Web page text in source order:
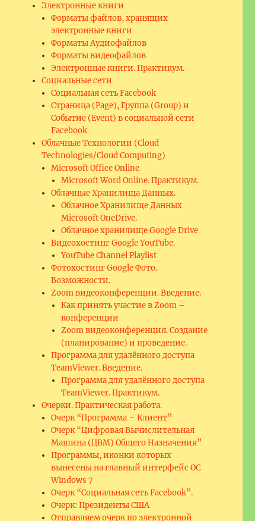
Электронные книги
Форматы файлов, хранящих
электронные книги
Форматы Аудиофайлов
Форматы видеофайлов
Электронные книги. Практикум.
Социальные сети
Социальная сеть Facebook
Страница (Page), Группа (Group) и
Событие (Event) в социальной сети
Facebook
Облачные Технологии (Cloud
Technologies/Cloud Computing)
Microsoft Office Online
Microsoft Word Online. Практикум.
Облачные Хранилища Данных.
Облачное Хранилище Данных
Microsoft OneDrive.
Облачное хранилище Google Drive
Видеохостинг Google YouTube.
YouTube Channel Playlist
Фотохостинг Google Фото.
Возможности.
Zoom видеоконференции. Введение.
Как принять участие в Zoom –
конференции
Zoom видеоконференция. Создание
(планирование) и проведение.
Программа для удалённого доступа
TeamViewer. Введение.
Программа для удалённого доступа
TeamViewer. Практикум.
Очерки. Практическая работа.
Очерк “Программа – Клиент”
Очерк “Цифровая Вычислительная
Машина (ЦВМ) Общего Назначения”
Программы, иконки которых
вынесены на главный интерфейс ОС
Windows 7
Очерк “Социальная сеть Facebook”.
Очерк: Президенты США
Отправляем очерк по электронной